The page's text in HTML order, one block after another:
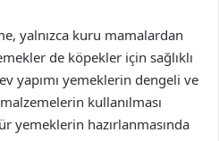
yalnızca kuru mamalardan
de köpekler için sağlıklı
yapımı yemeklerin dengeli ve
kullanılması
yemeklerin hazırlanmasında